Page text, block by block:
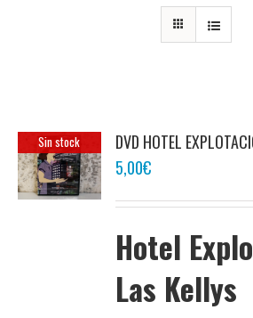
Sin stock
DVD HOTEL
5,00€
Hotel
Las Kellys